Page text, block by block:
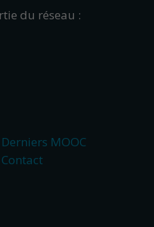
du réseau :
Derniers MOOC
Contact